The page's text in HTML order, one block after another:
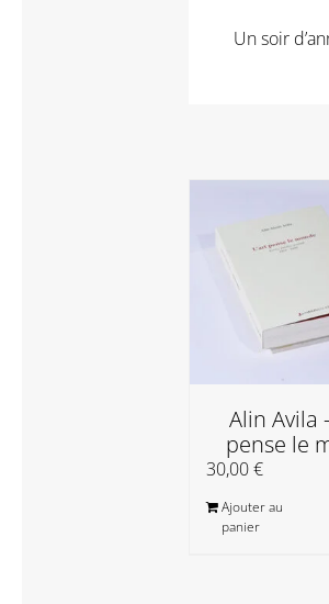
Un soir
Alin Avila
pense le
30,00€
Ajouter au
panier